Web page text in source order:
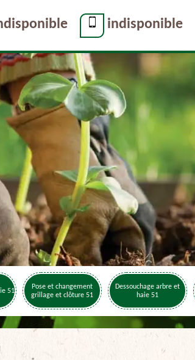
indisponible
51
Pose et changement
grillage et clôture 51
Dessouchage arbre et
haie 51